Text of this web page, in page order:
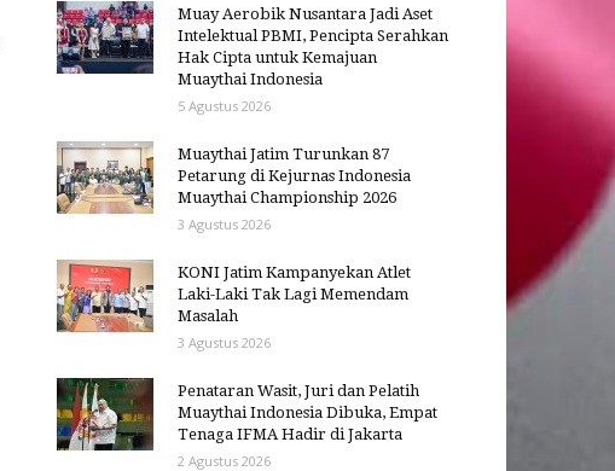
Muay Aerobik Nusantara Jadi Aset
Intelektual PBMI, Pencipta Serahkan
Hak Cipta untuk Kemajuan
Muaythai Indonesia
5 Agustus 2026
Muaythai Jatim Turunkan 87
Petarung di Kejurnas Indonesia
Muaythai Championship 2026
3 Agustus 2026
KONI Jatim Kampanyekan Atlet
Laki-Laki Tak Lagi Memendam
Masalah
3 Agustus 2026
Penataran Wasit, Juri dan Pelatih
Muaythai Indonesia Dibuka, Empat
Tenaga IFMA Hadir di Jakarta
2 Agustus 2026